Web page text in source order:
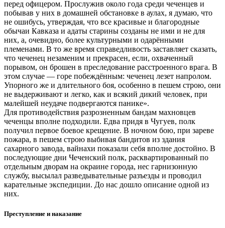
перед офицером. Прослужив около года среди чеченцев и
побывав у них в домашней обстановке в аулах, я думаю, что
не ошибусь, утверждая, что все красивые и благородные
обычаи Кавказа и адаты старины созданы не ими и не для
них, а, очевидно, более культурными и одарёнными
племенами. В то же время справедливость заставляет сказать,
что чеченец незаменим и прекрасен, если, охваченный
порывом, он брошен в преследование расстроенного врага. В
этом случае — горе побеждённым: чеченец лезет напролом.
Упорного же и длительного боя, особенно в пешем строю, они
не выдерживают и легко, как и всякий дикий человек, при
малейшей неудаче подвергаются панике».
Для противодействия разрозненным бандам махновцев
чеченцы вполне подходили. Едва придя в Чугуев, полк
получил первое боевое крещение. В ночном бою, при зареве
пожара, в пешем строю выбивая бандитов из здания
сахарного завода, вайнахи показали себя вполне достойно. В
последующие дни Чеченский полк, расквартированный по
отдельным дворам на окраине города, нес гарнизонную
службу, высылал разведывательные разъезды и проводил
карательные экспедиции. До нас дошло описание одной из
них.
Преступление и наказание